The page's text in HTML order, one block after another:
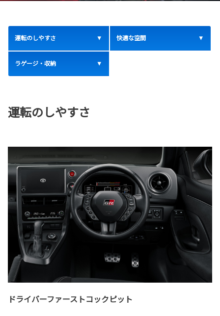
運転のしやすさ 快適な空間
ラゲージ・収納
運転のしやすさ
ドライバーファーストコックピット